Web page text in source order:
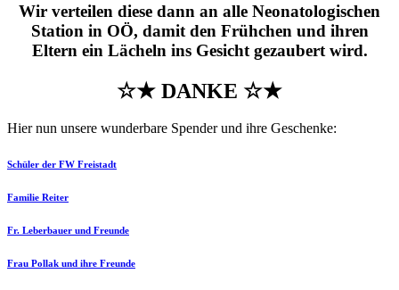
Wir verteilen diese dann an alle Neonatologischen
Station in OÖ, damit den Frühchen und ihren
Eltern ein Lächeln ins Gesicht gezaubert wird.
☆★ DANKE ☆★
Hier nun unsere wunderbare Spender und ihre Geschenke:
Schüler der FW Freistadt
Familie Reiter
Fr. Leberbauer und Freunde
Frau Pollak und ihre Freunde